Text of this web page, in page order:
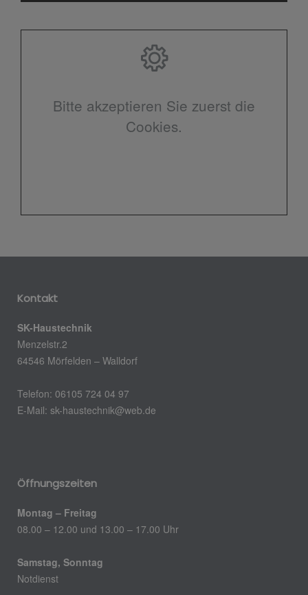
Bitte akzeptieren Sie zuerst die
Cookies.
Kontakt
SK-Haustechnik
Menzelstr.2
64546 Mörfelden – Walldorf
Telefon: 06105 724 04 97
E-Mail: sk-haustechnik@web.de
Öffnungszeiten
Montag – Freitag
08.00 – 12.00 und 13.00 – 17.00 Uhr
Samstag, Sonntag
Notdienst